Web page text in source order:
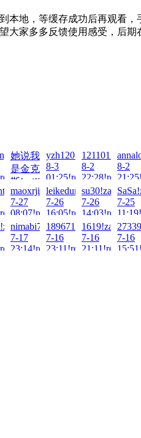
地，等缓存成功后再观看，
大家多多反馈使用感受，后
她说我
是金克
斯!zai!2026-
8-3
01:54!read!
yzh1201..!zai!2026-
8-3
01:25!read!
8-2
22:28!read!
8-2
maoxrji!zai!2026-
7-27
08:07!read!
leikedun!zai!2026-
7-26
16:05!read!
su30!zai!2026-
7-26
14:03!read!
7-25
nimabi7!zai!2026-
7-17
23:14!read!
18967120993!zai!2026-
7-16
23:11!read!
1619!zai!2026-
7-16
21:11!read!
7-16